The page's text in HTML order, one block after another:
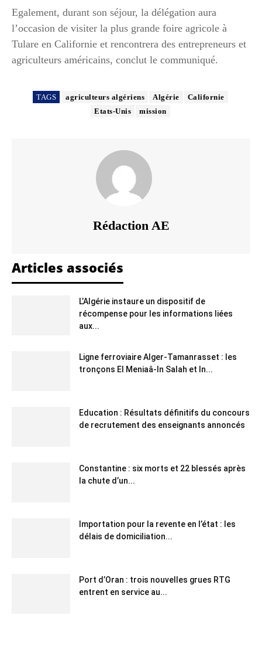
Egalement, durant son séjour, la délégation aura
l’occasion de visiter la plus grande foire agricole à
Tulare en Californie et rencontrera des entrepreneurs et
agriculteurs américains, conclut le communiqué.
TAGS agriculteurs algériens Algérie
Californie
Etats-Unis
mission
Rédaction AE
Articles associés
L’Algérie instaure un dispositif de
récompense pour les informations liées
aux...
Ligne ferroviaire Alger-Tamanrasset : les
tronçons El Meniaâ-In Salah et In...
Education : Résultats définitifs du concours
de recrutement des enseignants annoncés
Constantine : six morts et 22 blessés après
la chute d’un...
Importation pour la revente en l’état : les
délais de domiciliation...
Port d’Oran : trois nouvelles grues RTG
entrent en service au...